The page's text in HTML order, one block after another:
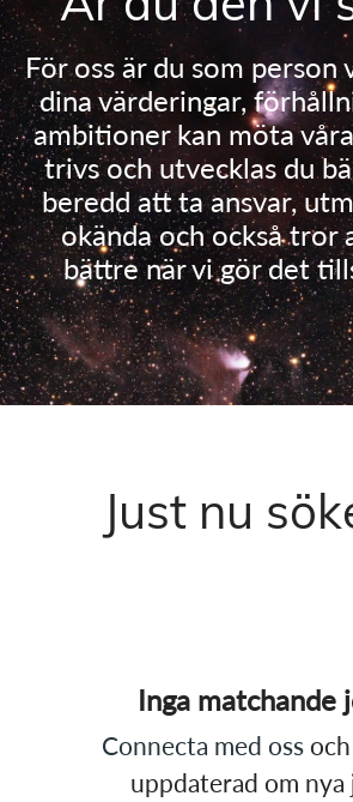
För oss är du som person
dina värderingar,
ambitioner kan möta
trivs och utvecklas du
beredd att ta ansvar,
okända och också tror
bättre när vi gör det
Just nu
Inga matchande
Connecta med oss
uppdaterad om nya